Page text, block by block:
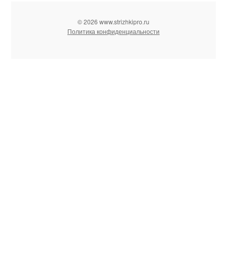
© 2026 www.strizhkipro.ru
Политика конфиденциальности